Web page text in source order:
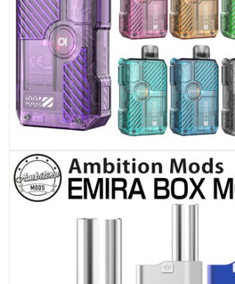
ArcanaMods Steel
ArcanaMods Tight